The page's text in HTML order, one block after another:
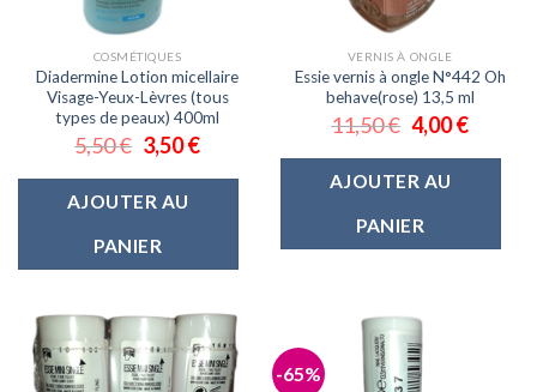
COSMÉTIQUES
Diadermine Lotion micellaire
Visage-Yeux-Lèvres (tous
types de peaux) 400ml
5,50€ 3,50€
AJOUTER AU
PANIER
VERNIS À ONGLE
Essie vernis à ongle N°442 Oh
behave(rose) 13,5 ml
11,50€ 4,00€
AJOUTER AU
PANIER
-65%